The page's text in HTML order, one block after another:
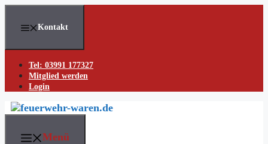
Skip
content
Kontakt
Tel: 03991 177327
Mitglied werden
Login
Menü